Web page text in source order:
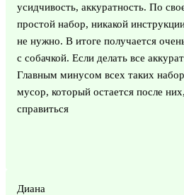
усидчивость, аккуратность. По
простой набор, никакой
не нужно. В итоге получается
с собачкой. Если делать все
Главным минусом всех таких
мусор, который остается после
справиться
Диана